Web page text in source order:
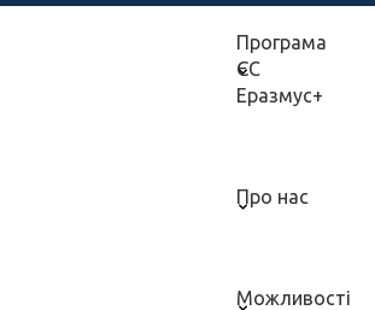
Програма
ЄС
Еразмус+
Про нас
Можливості